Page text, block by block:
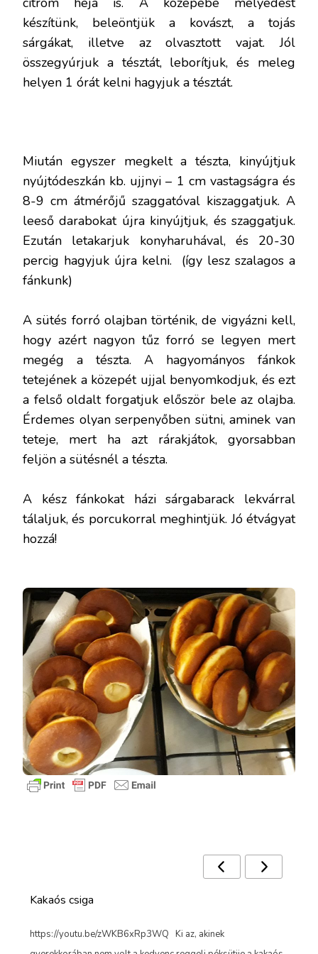
készítünk, beleöntjük a kovászt, a tojás
sárgákat, illetve az olvasztott vajat. Jól
összegyúrjuk a tésztát, leborítjuk, és meleg
helyen 1 órát kelni hagyjuk a tésztát.
Miután egyszer megkelt a tészta, kinyújtjuk
nyújtódeszkán kb. ujjnyi – 1 cm vastagságra és
8-9 cm átmérőjű szaggatóval kiszaggatjuk. A
leeső darabokat újra kinyújtjuk, és szaggatjuk.
Ezután letakarjuk konyharuhával, és 20-30
percig hagyjuk újra kelni. (így lesz szalagos a
fánkunk)
A sütés forró olajban történik, de vigyázni kell,
hogy azért nagyon tűz forró se legyen mert
megég a tészta. A hagyományos fánkok
tetejének a közepét ujjal benyomkodjuk, és ezt
a felső oldalt forgatjuk először bele az olajba.
Érdemes olyan serpenyőben sütni, aminek van
teteje, mert ha azt rárakjátok, gyorsabban
feljön a sütésnél a tészta.
A kész fánkokat házi sárgabarack lekvárral
tálaljuk, és porcukorral meghintjük. Jó étvágyat
hozzá!
Kakaós csiga
https://youtu.be/zWKB6xRp3WQ Ki az, akinek